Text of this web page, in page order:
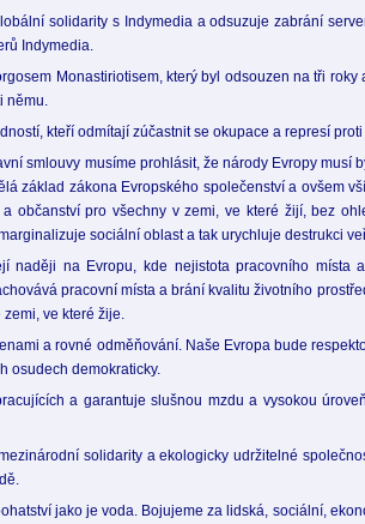
solidarity s Indymedia a odsuzuje zabrání
Indymedia.
Monastiriotisem, který byl odsouzen na tři
němu.
kteří odmítají zúčastnit se okupace a represí
smlouvy musíme prohlásit, že národy Evropy
základ zákona Evropského společenství a ovšem
občanství pro všechny v zemi, ve které žijí, bez
sociální oblast a tak urychluje destrukci
naději na Evropu, kde nejistota pracovního místa
pracovní místa a brání kvalitu životního
ve které žije.
a rovné odměňování. Naše Evropa bude
osudech demokraticky.
a garantuje slušnou mzdu a vysokou
solidarity a ekologicky udržitelné
jako je voda. Bojujeme za lidská, sociální,